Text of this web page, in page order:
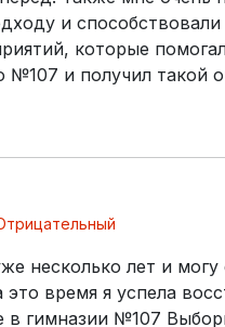
и
которые
и получил такой
несколько лет и
время я успела
гимназии №107